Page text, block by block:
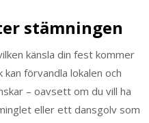
stämningen
känsla din fest kommer
förvandla lokalen och
– oavsett om du vill ha
eller ett dansgolv som